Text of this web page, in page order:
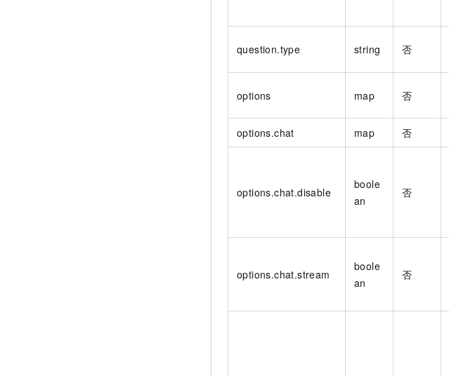
question.type string 否
options map 否
options.chat map 否
options.chat.disable
boole
an
否
options.chat.stream
boole
an
否